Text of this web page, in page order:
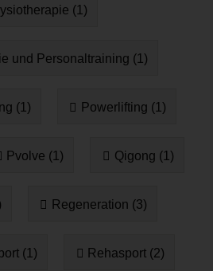
(1)
und Personaltraining (1)
(1) Powerlifting (1)
Pvolve (1) Qigong (1)
Regeneration (3)
(1) Rehasport (2)